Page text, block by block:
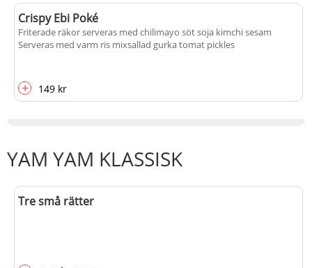
Crispy Ebi Poké
Friterade räkor serveras med chilimayo söt soja kimchi sesam
Serveras med varm ris mixsallad gurka tomat pickles
+ 149 kr
YAM YAM KLASSISK
Tre små rätter